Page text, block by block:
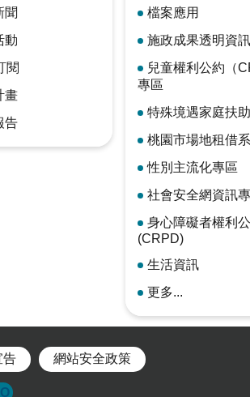
聞
動
閱
畫
告
檔案應用
施政成果透明資
兒童權利公約（
專區
特殊境遇家庭扶
桃園市場地租借
性別主流化專區
社會安全網資訊
身心障礙者權利
(CRPD)
生活資訊
更多...
告 網站安全政策